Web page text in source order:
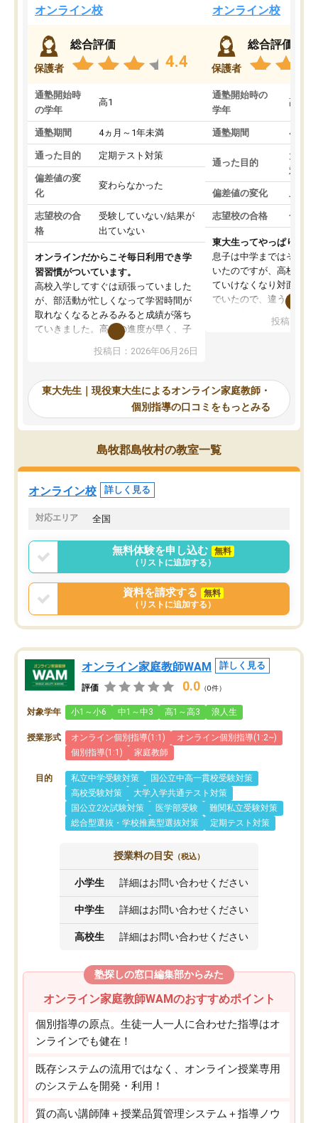
オンライン校
保護者
総合評価
4.4
通塾開始時
の学年
高1
通塾期間 4ヵ月～1年未満
通った目的 定期テスト対策
偏差値の変
化
変わらなかった
志望校の合
格
受験していない/結果が
出ていない
オンラインだからこそ毎日利用でき学
習習慣がついています。
高校入学してすぐは頑張っていました
が、部活動が忙しくなって学習時間が
取れなくなるとみるみると成績が落ち
ていきました。高校の進度が早く、子
供も家に帰って勉強の話すると嫌な反
応を示します。東大先生にお願いして
れるので、親としても安心です。毎日
使える自習室とかもあり、わからない
ところがあれば先生が回答してくれる
のも重宝しています。
投稿日：2026年06月26日
オンライン校
保護者
総合評価
通塾開始時の
学年
高3
通塾期間 4ヵ月
通った目的
大学
対策
偏差値の変化 上が
志望校の合格 合格
東大生ってやっぱりすご
息子は中学まではそこそ
いたのですが、高校に入
ていけなくなり対面の塾
でいたので、違うアプロ
で、当初は模試でD判定
自習室が毎日使えていつ
るのが心強かったよう
謝です。
投稿日：
東大先生｜現役東大生によるオンライン家庭教師・
個別指導の口コミをもっとみる
島牧郡島牧村の教室一覧
オンライン校 詳しく見る
対応エリア 全国
無料体験を申し込む
無料
（リストに追加する）
資料を請求する
無料
（リストに追加する）
オンライン家庭教師WAM 詳しく見る
評価 0.0 （0件）
対象学年 小1～小6 中1～中3 高1～高3 浪人生
授業形式 オンライン個別指導(1:1)
オンライン個別指導(1:2~)
個別指導(1:1)
家庭教師
目的 私立中学受験対策
国公立中高一貫校受験対策
高校受験対策
大学入学共通テスト対策
国公立2次試験対策
医学部受験
難関私立受験対策
総合型選抜・学校推薦型選抜対策
定期テスト対策
授業料の目安 （税込）
小学生 詳細はお問い合わせください
中学生 詳細はお問い合わせください
高校生 詳細はお問い合わせください
塾探しの窓口編集部からみた
オンライン家庭教師WAMのおすすめポイント
個別指導の原点。生徒一人一人に合わせた指導はオ
ンラインでも健在！
既存システムの流用ではなく、オンライン授業専用
のシステムを開発・利用！
質の高い講師陣＋授業品質管理システム＋指導ノウ